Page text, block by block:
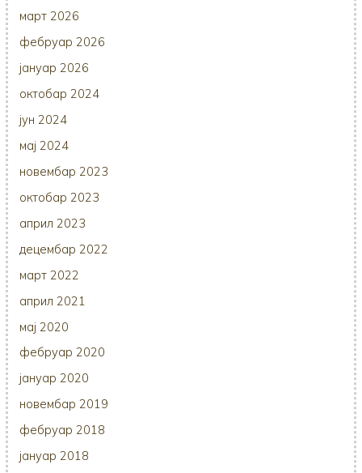
март 2026
фебруар 2026
јануар 2026
октобар 2024
јун 2024
мај 2024
новембар 2023
октобар 2023
април 2023
децембар 2022
март 2022
април 2021
мај 2020
фебруар 2020
јануар 2020
новембар 2019
фебруар 2018
јануар 2018